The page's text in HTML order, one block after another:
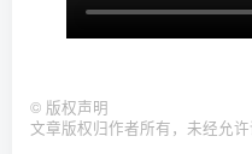
© 版权声明
文章版权归作者所有，未经允许